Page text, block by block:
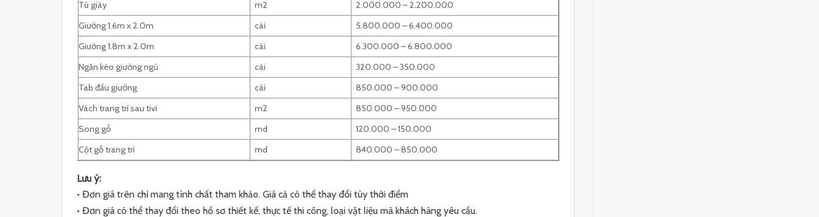
Tủ giày
m2
2.000.000 – 2.200.000
Giường 1.6m x 2.0m
cái
5.800.000 – 6.400.000
Giường 1.8m x 2.0m
cái
6.300.000 – 6.800.000
Ngăn kéo giường ngủ
cái
320.000 – 350.000
Tab đầu giường
cái
850.000 – 900.000
Vách trang trí sau tivi
m2
850.000 – 950.000
Song gỗ
md
120.000 – 150.000
Cột gỗ trang trí
md 840.000 – 850.000
Lưu ý:
• Đơn giá trên chỉ mang tính chất tham khảo. Giá cả có thể thay đổi tùy thời điểm
• Đơn giá có thể thay đổi theo hồ sơ thiết kế, thực tế thi công, loại vật liệu mà khách hàng yêu cầu.